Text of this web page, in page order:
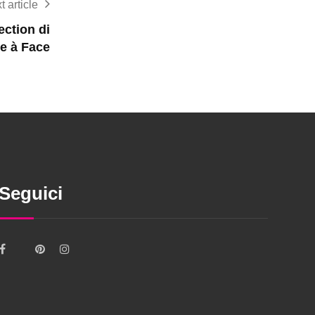
article
di
à Face
Seguici